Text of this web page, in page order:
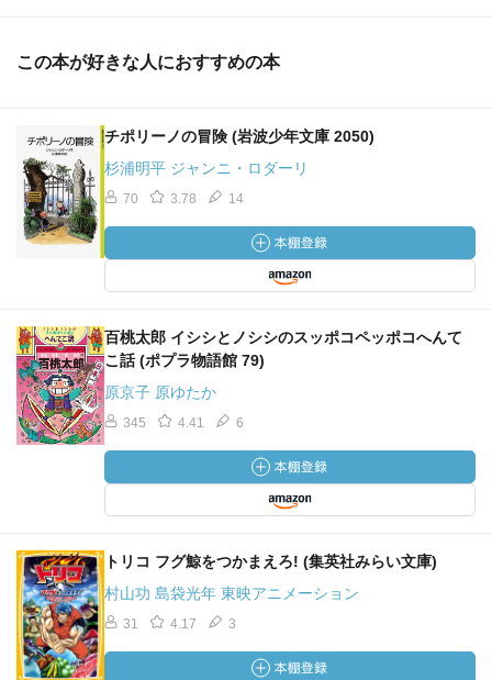
この本が好きな人におすすめの本
チポリーノの冒険 (岩波少年文庫 2050)
杉浦明平 ジャンニ・ロダーリ
70 3.78 14
百桃太郎 イシシとノシシのスッポコペッポコへんて
こ話 (ポプラ物語館 79)
原京子 原ゆたか
345 4.41 6
トリコ フグ鯨をつかまえろ! (集英社みらい文庫)
村山功 島袋光年 東映アニメーション
31 4.17 3